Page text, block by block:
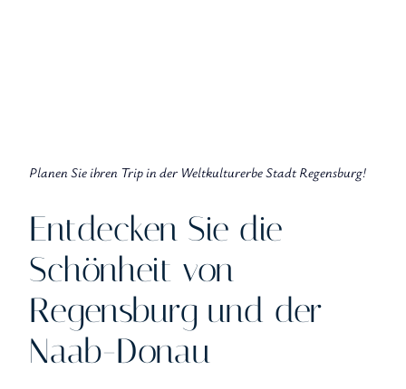
Planen Sie ihren Trip in der Weltkulturerbe Stadt Regensburg!
Entdecken Sie die
Schönheit von
Regensburg und der
Naab-Donau